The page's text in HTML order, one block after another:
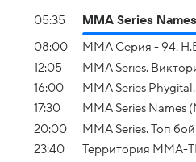
05:35 MMA Series
08:00
ММА Серия - 94.
12:05
MMA Series.
16:00
MMA Series
17:30
MMA Series Names
20:00
MMA Series. Топ
23:40
Территория ММА-